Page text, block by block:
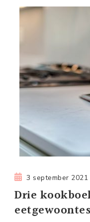
3 september 2021
Drie